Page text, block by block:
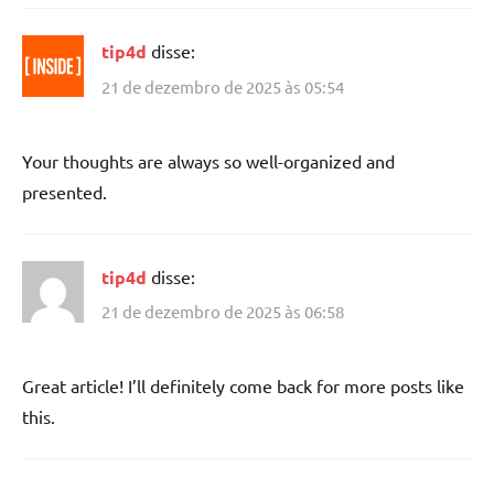
tip4d disse:
21 de dezembro de 2025 às 05:54
Your thoughts are always so well-organized and
presented.
tip4d disse:
21 de dezembro de 2025 às 06:58
Great article! I’ll definitely come back for more posts like
this.